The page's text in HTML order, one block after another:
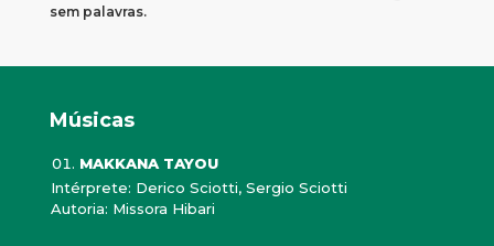
sem palavras.
Músicas
MAKKANA TAYOU
Intérprete: Derico Sciotti, Sergio Sciotti
Autoria: Missora Hibari